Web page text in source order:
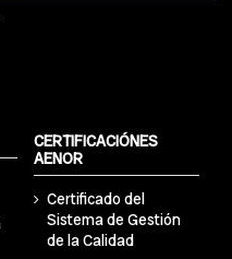
CERTIFICACIÓNES
AENOR
Certificado del
Sistema de Gestión
de la Calidad